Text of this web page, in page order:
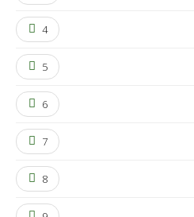
4
5
6
7
8